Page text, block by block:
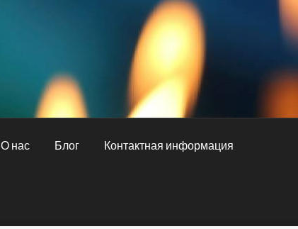
О нас Блог Контактная информация